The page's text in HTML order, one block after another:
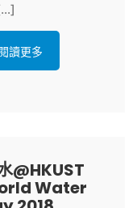
讀更多
@HKUST
Water